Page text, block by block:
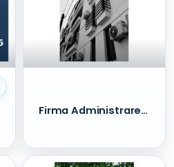
Firma Administrare Imobile - Sector 1 - Baneasa